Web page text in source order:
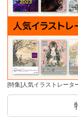
[特集]人気イラストレータ